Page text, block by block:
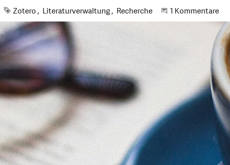
Schlagworte
Zotero Literaturverwaltung Recherche An der
1 Kommentare